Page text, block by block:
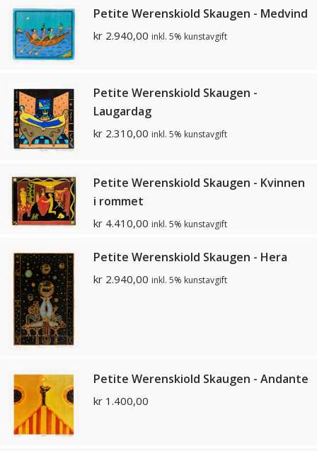
Petite Werenskiold Skaugen - Medvind
kr 2.940,00 inkl. 5% kunstavgift
Petite Werenskiold Skaugen -
Laugardag
kr 2.310,00 inkl. 5% kunstavgift
Petite Werenskiold Skaugen - Kvinnen
i rommet
kr 4.410,00 inkl. 5% kunstavgift
Petite Werenskiold Skaugen - Hera
kr 2.940,00 inkl. 5% kunstavgift
Petite Werenskiold Skaugen - Andante
kr 1.400,00